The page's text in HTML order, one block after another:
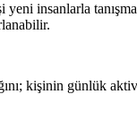
yeni insanlarla
kişinin günlük